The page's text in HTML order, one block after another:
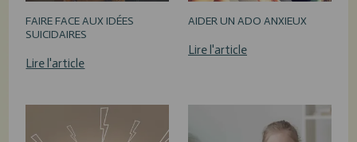
FAIRE FACE AUX IDÉES
SUICIDAIRES
Lire l'article
AIDER UN ADO ANXIEUX
Lire l'article